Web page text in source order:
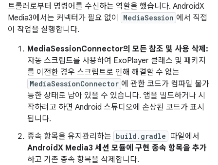
트롤러로부터 명령어를 수신하는 역할을 했습니다. AndroidX
Media3에서는 커넥터가 필요 없이
MediaSession 에서 직접
이 작업을 실행합니다.
MediaSessionConnector의 모든 참조 및 사용 삭제:
자동 스크립트를 사용하여 ExoPlayer 클래스 및 패키지
를 이전한 경우 스크립트로 인해 해결할 수 없는
MediaSessionConnector 에 관한 코드가 컴파일 불가
능한 상태로 남아 있을 수 있습니다. 앱을 빌드하거나 시
작하려고 하면 Android 스튜디오에 손상된 코드가 표시
됩니다.
종속 항목을 유지관리하는 build.gradle 파일에서
AndroidX Media3 세션 모듈에 구현 종속 항목을 추가
하고 기존 종속 항목을 삭제합니다.